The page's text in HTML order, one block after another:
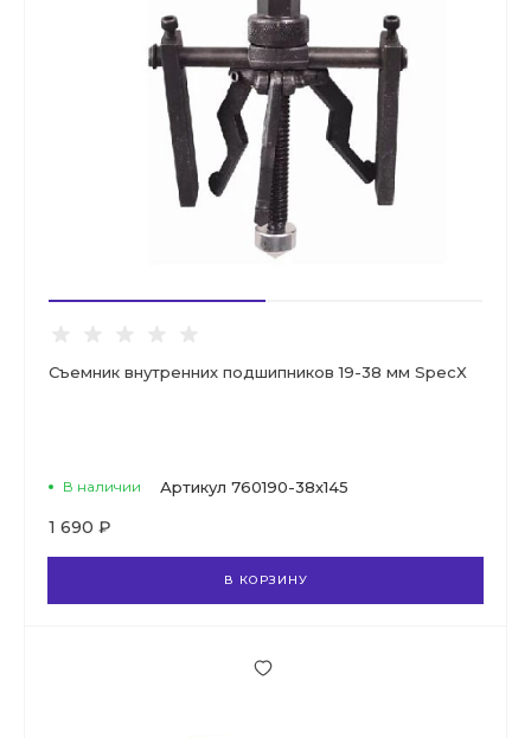
Съемник внутренних подшипников 19-38 мм SpecX
В наличии Артикул 760190-38х145
1 690 ₽
В КОРЗИНУ